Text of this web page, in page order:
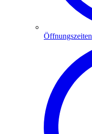
Öffnungszeiten